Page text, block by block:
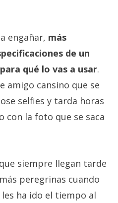
engañar, más
de un
qué lo vas a usar.
amigo cansino que se
selfies y tarda horas
con la foto que se saca
siempre llegan tarde
peregrinas cuando
ha ido el tiempo al